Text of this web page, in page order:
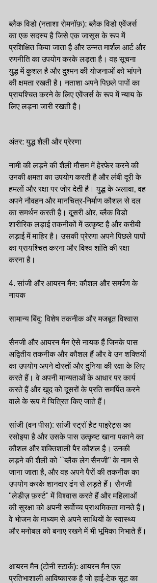
ब्लैक विडो (नताशा रोमनॉफ़): ब्लैक विडो एवेंजर्स
का एक सदस्य है जिसे एक जासूस के रूप में
प्रशिक्षित किया जाता है और उन्नत मार्शल आर्ट और
रणनीति का उपयोग करके लड़ता है। वह सूचना
युद्ध में कुशल है और दुश्मन की योजनाओं को भांपने
की क्षमता रखती है। नताशा अपने पिछले पापों का
प्रायश्चित करने के लिए एवेंजर्स के रूप में न्याय के
लिए लड़ना जारी रखती है।
अंतर: युद्ध शैली और प्रेरणा
नामी की लड़ने की शैली मौसम में हेरफेर करने की
उनकी क्षमता का उपयोग करती है और लंबी दूरी के
हमलों और रक्षा पर जोर देती है। युद्ध के अलावा, वह
अपने नौवहन और मानचित्र-निर्माण कौशल से दल
का समर्थन करती है। दूसरी ओर, ब्लैक विडो
शारीरिक लड़ाई तकनीकों में उत्कृष्ट है और करीबी
लड़ाई में माहिर है। उसकी प्रेरणा अपने पिछले पापों
का प्रायश्चित करना और विश्व शांति की रक्षा
करना है।
4. सांजी और आयरन मैन: कौशल और समर्पण के
नायक
सामान्य बिंदु: विशेष तकनीक और मजबूत विश्वास
सैनजी और आयरन मैन ऐसे नायक हैं जिनके पास
अद्वितीय तकनीक और कौशल हैं और वे उन शक्तियों
का उपयोग अपने दोस्तों और दुनिया की रक्षा के लिए
करते हैं। वे अपनी मान्यताओं के आधार पर कार्य
करते हैं और खुद को दूसरों के प्रति समर्पित करने
वाले के रूप में चित्रित किए जाते हैं।
सांजी (वन पीस): सांजी स्ट्रॉ हैट पाइरेट्स का
रसोइया है और उसके पास उत्कृष्ट खाना पकाने का
कौशल और शक्तिशाली पैर कौशल है। उनकी
लड़ने की शैली को ``ब्लैक लेग सैनजी'' के नाम से
जाना जाता है, और वह अपने पैरों की तकनीक का
उपयोग करके शानदार ढंग से लड़ते हैं। सैनजी
"लेडीज़ फ़र्स्ट" में विश्वास करते हैं और महिलाओं
की सुरक्षा को अपनी सर्वोच्च प्राथमिकता मानते हैं।
वे भोजन के माध्यम से अपने साथियों के स्वास्थ्य
और मनोबल को बनाए रखने में भी भूमिका निभाते हैं।
आयरन मैन (टोनी स्टार्क): आयरन मैन एक
प्रतिभाशाली आविष्कारक है जो हाई-टेक सूट का